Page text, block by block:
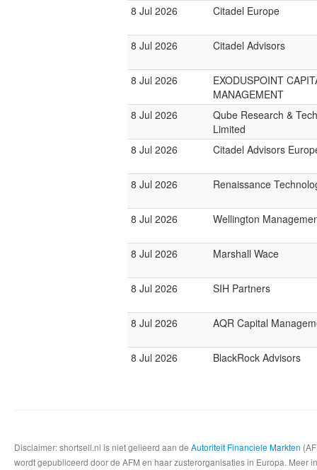
8 Jul 2026 Citadel Europe
8 Jul 2026 Citadel Advisors
8 Jul 2026
EXODUSPOINT
MANAGEMENT
8 Jul 2026
Qube Research &
Limited
8 Jul 2026
Citadel Advisors
8 Jul 2026 Renaissance
8 Jul 2026 Wellington
8 Jul 2026 Marshall Wace
8 Jul 2026 SIH Partners
8 Jul 2026 AQR Capital
8 Jul 2026 BlackRock Advisors
Disclaimer: shortsell.nl is niet gelieerd aan de Autoriteit Financiele Markten
wordt gepubliceerd door de AFM en haar zusterorganisaties in Europa.